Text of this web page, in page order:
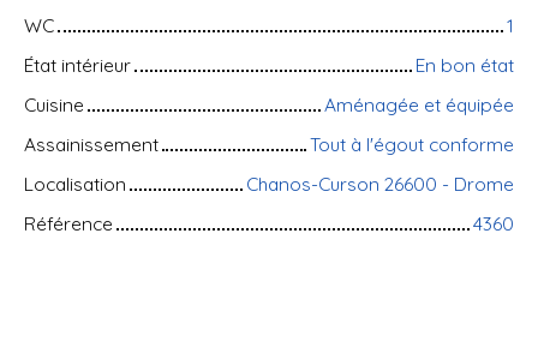
WC
1
État intérieur
En bon état
Cuisine
Aménagée et équipée
Assainissement
Tout à l'égout conforme
Localisation
Chanos-Curson 26600 - Drome
Référence
4360